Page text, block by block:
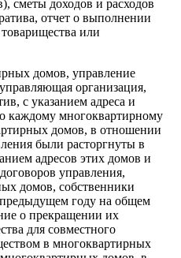
сметы доходов и расходов
отчет о выполнении
или
домов, управление
организация,
с указанием адреса и
каждому многоквартирному
домов, в отношении
были расторгнуты в
адресов этих домов и
управления,
домов, собственники
году на общем
о прекращении их
для совместного
в многоквартирных